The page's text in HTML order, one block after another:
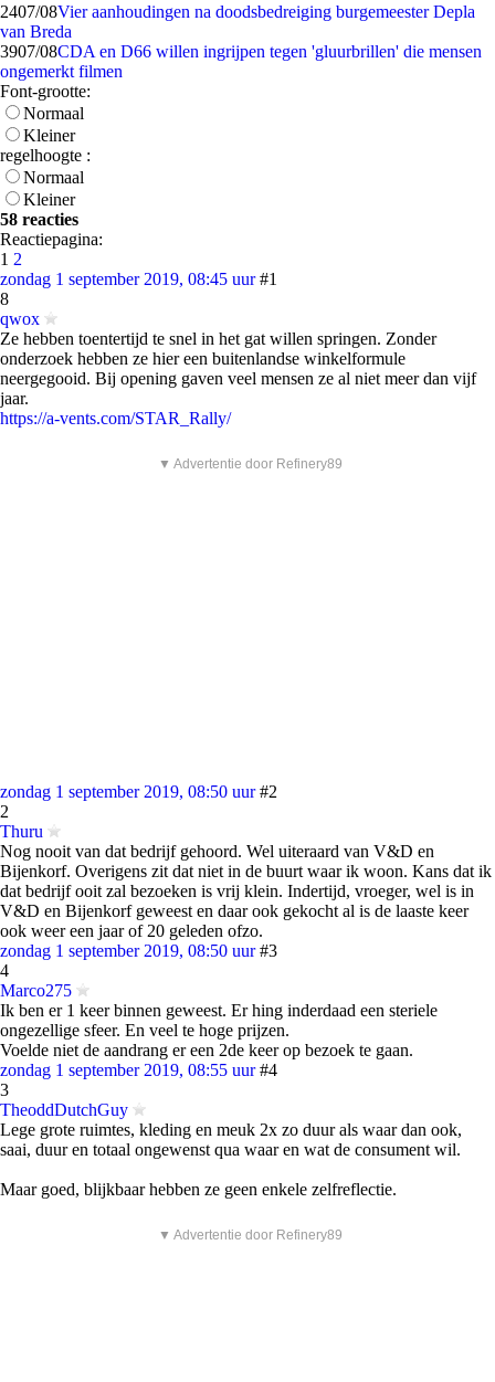
2407/08Vier aanhoudingen na doodsbedreiging burgemeester Depla
van Breda
3907/08CDA en D66 willen ingrijpen tegen 'gluurbrillen' die mensen
ongemerkt filmen
Font-grootte:
Normaal
Kleiner
regelhoogte :
Normaal
Kleiner
58 reacties
Reactiepagina:
1 2
zondag 1 september 2019, 08:45 uur #1
8
qwox
Ze hebben toentertijd te snel in het gat willen springen. Zonder
onderzoek hebben ze hier een buitenlandse winkelformule
neergegooid. Bij opening gaven veel mensen ze al niet meer dan vijf
jaar.
https://a-vents.com/STAR_Rally/
▼ Advertentie door Refinery89
zondag 1 september 2019, 08:50 uur #2
2
Thuru
Nog nooit van dat bedrijf gehoord. Wel uiteraard van V&D en
Bijenkorf. Overigens zit dat niet in de buurt waar ik woon. Kans dat ik
dat bedrijf ooit zal bezoeken is vrij klein. Indertijd, vroeger, wel is in
V&D en Bijenkorf geweest en daar ook gekocht al is de laaste keer
ook weer een jaar of 20 geleden ofzo.
zondag 1 september 2019, 08:50 uur #3
4
Marco275
Ik ben er 1 keer binnen geweest. Er hing inderdaad een steriele
ongezellige sfeer. En veel te hoge prijzen.
Voelde niet de aandrang er een 2de keer op bezoek te gaan.
zondag 1 september 2019, 08:55 uur #4
3
TheoddDutchGuy
Lege grote ruimtes, kleding en meuk 2x zo duur als waar dan ook,
saai, duur en totaal ongewenst qua waar en wat de consument wil.
Maar goed, blijkbaar hebben ze geen enkele zelfreflectie.
▼ Advertentie door Refinery89